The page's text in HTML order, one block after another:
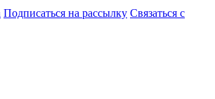
Подписаться на рассылку Связаться с